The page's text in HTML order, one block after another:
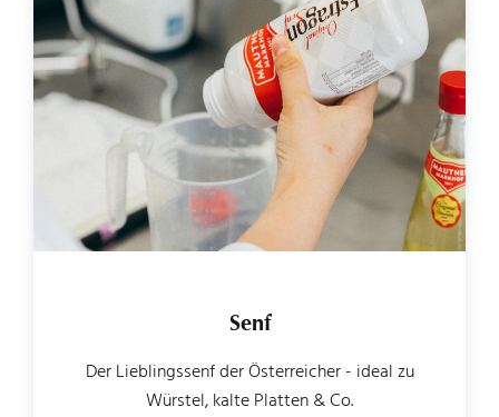
Senf
Der Lieblingssenf der Österreicher - ideal zu
Würstel, kalte Platten & Co.